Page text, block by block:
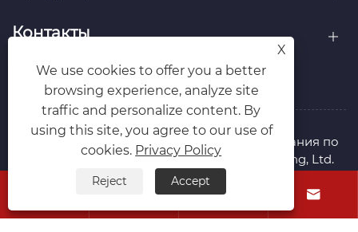
Контакты
ПОДПИСЫВАЙТЕСЬ НА НАС
Авторское право © 2026 Шанхайская компания по
автоматическому оборудованию Xunzhitong, Ltd.
Все права защищены.
RSSXMLPrivacy Policy
 
X
We use cookies to offer you a better
browsing experience, analyze site
traffic and personalize content. By
using this site, you agree to our use of
cookies. Privacy Policy
Reject Accept